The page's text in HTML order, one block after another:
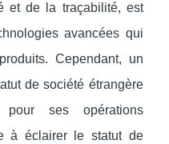
et de la traçabilité, est
avancées qui
Cependant, un
de société étrangère
ses opérations
à éclairer le statut de